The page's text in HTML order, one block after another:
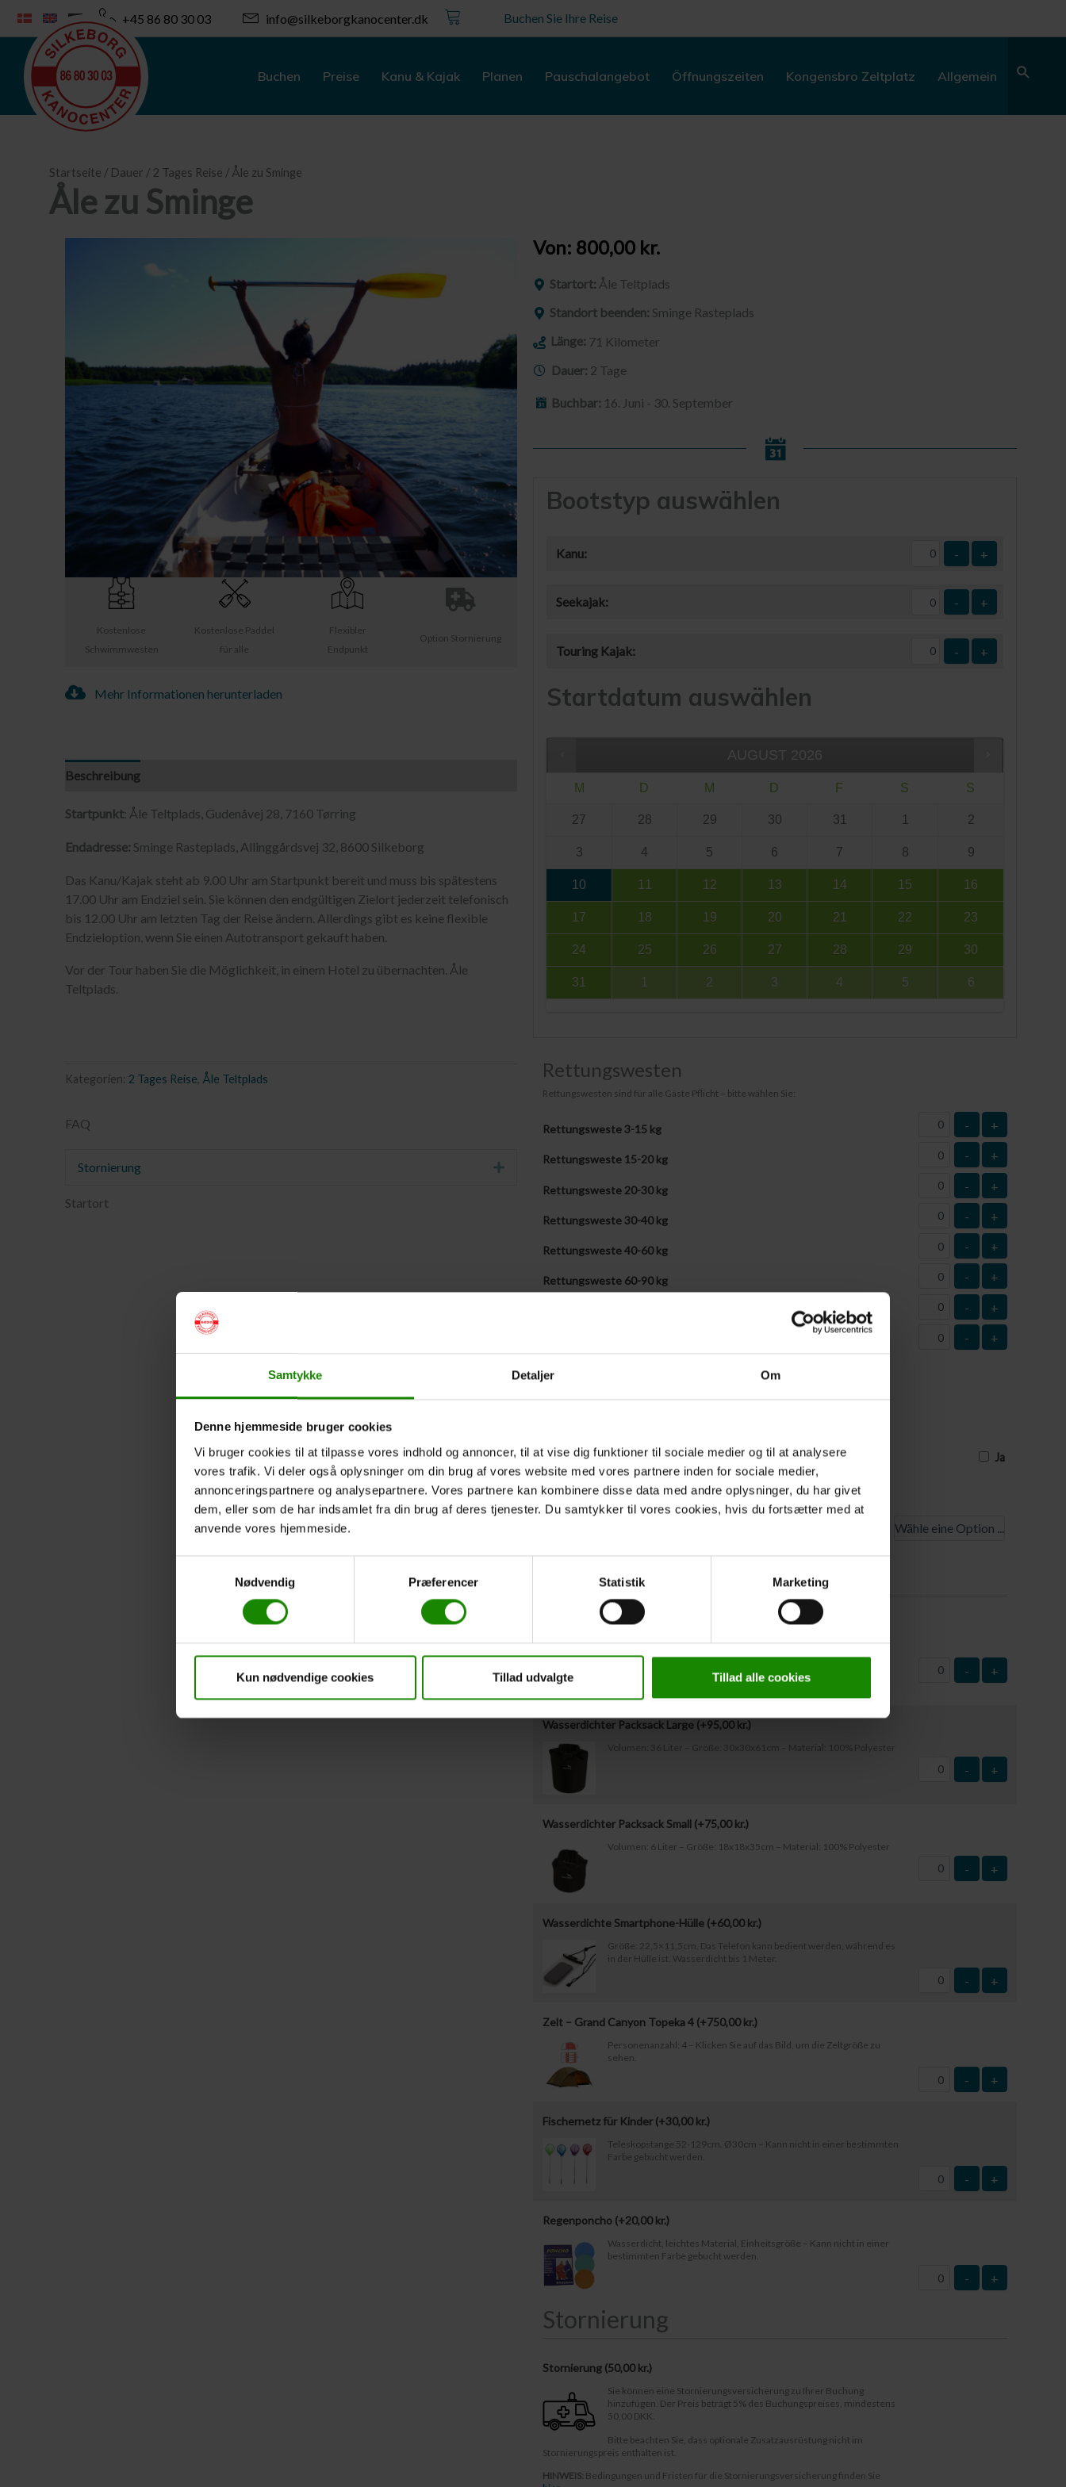
Samtykke Detaljer Om
Denne hjemmeside bruger cookies
Vi bruger cookies til at tilpasse vores indhold og annoncer, til at vise dig funktioner til sociale medier og til at analysere
vores trafik. Vi deler også oplysninger om din brug af vores website med vores partnere inden for sociale medier,
annonceringspartnere og analysepartnere. Vores partnere kan kombinere disse data med andre oplysninger, du har givet
dem, eller som de har indsamlet fra din brug af deres tjenester. Du samtykker til vores cookies, hvis du fortsætter med at
anvende vores hjemmeside.
Nødvendig
Præferencer Statistik Marketing
Kun nødvendige cookies Tillad udvalgte Tillad alle cookies
Inhalt
springen
+45 86 80 30 03 info@silkeborgkanocenter.dk Kurv Buchen Sie Ihre Reise
Buchen Preise Kanu & Kajak Planen Pauschalangebot Öffnungszeiten Kongensbro Zeltplatz Allgemein
Startseite / Dauer / 2 Tages Reise / Åle zu Sminge
Åle zu Sminge
Kostenlose
Schwimmwesten
Kostenlose Paddel
für alle
Flexibler
Endpunkt
Option Stornierung
Mehr Informationen herunterladen
Beschreibung
Startpunkt: Åle Teltplads, Gudenåvej 28, 7160 Tørring
Endadresse: Sminge Rasteplads, Allinggårdsvej 32, 8600 Silkeborg
Das Kanu/Kajak steht ab 9.00 Uhr am Startpunkt bereit und muss bis spätestens
17.00 Uhr am Endziel sein. Sie können den endgültigen Zielort jederzeit telefonisch
bis 12.00 Uhr am letzten Tag der Reise ändern. Allerdings gibt es keine flexible
Endzieloption, wenn Sie einen Autotransport gekauft haben.
Vor der Tour haben Sie die Möglichkeit, in einem Hotel zu übernachten. Åle
Teltplads.
Kategorien: 2 Tages Reise Åle Teltplads
FAQ
Stornierung Erweitern Sie
Startort
Von: 800,00 kr.
Startort: Åle Teltplads
Standort beenden: Sminge Rasteplads
Länge: 71 Kilometer
Dauer: 2 Tage
Buchbar: 16. Juni - 30. September
Bootstyp auswählen
Kanu: - +
Seekajak: - +
Touring Kajak: - +
Startdatum auswählen
AUGUST 2026
M D M D F S S
27 28 29 30 31 1 2
3 4 5 6 7 8 9
10 11 12 13 14 15 16
17 18 19 20 21 22 23
24 25 26 27 28 29 30
31 1 2 3 4 5 6
Rettungswesten
Rettungswesten sind für alle Gäste Pflicht – bitte wählen Sie:
Rettungsweste 3-15 kg - +
Rettungsweste 15-20 kg - +
Rettungsweste 20-30 kg - +
Rettungsweste 30-40 kg - +
Rettungsweste 40-60 kg - +
Rettungsweste 60-90 kg - +
- +
- +
Westengrößen werden später mitgeteilt
Westengrößen müssen uns spätestens 3 Tage vor Reisebeginn mitgeteilt werden
Ja
Abfahrtszeit*
Zusätzliche Ausrüstung
Gepäcktonne mit Deckel Miete (+
- +
Wasserdichter Packsack Large (+95,00 kr.)
Volumen: 36 Liter – Größe: 30x30x61cm – Material: 100% Polyester
- +
Wasserdichter Packsack Small (+75,00kr.)
Volumen: 6 Liter – Größe: 18x18x35cm – Material: 100% Polyester
- +
Wasserdichte Smartphone-Hülle (+60,00kr.)
Größe: 22,5×11,5cm. Das Telefon kann bedient werden, während es
in der Hülle ist. Wasserdicht bis 1 Meter.
- +
Zelt – Grand Canyon Topeka 4 (+750,00kr.)
Personenanzahl: 4 – Klicken Sie auf das Bild, um die Zeltgröße zu
sehen.
- +
Fischernetz für Kinder (+30,00kr.)
Teleskopstange 52-129cm. Ø30cm – Kann nicht in einer bestimmten
Farbe gebucht werden.
- +
Regenponcho (+20,00kr.)
Wasserdicht, leichtes Material, Einheitsgröße – Kann nicht in einer
bestimmten Farbe gebucht werden.
- +
Stornierung
Stornierung (50,00 kr.)
Sie können eine Stornierungsversicherung zu Ihrer Buchung
hinzufügen. Der Preis beträgt 5% des Buchungspreises, mindestens
50,00 DKK.
Bitte beachten Sie, dass optionale Zusatzausrüstung nicht im
Stornierungspreis enthalten ist.
HINWEIS: Bedingungen und Fristen für die Stornierungsversicherung finden Sie